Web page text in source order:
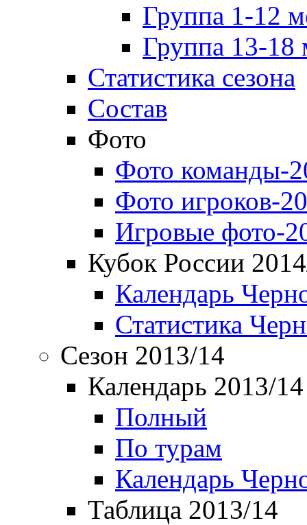
Группа 1-12
Группа 13-18
Статистика сезона
Состав
Фото
Фото команды-
Фото игроков-
Игровые фото-
Кубок России
Календарь
Статистика
Сезон 2013/14
Календарь 2013/14
Полный
По турам
Календарь
Таблица 2013/14